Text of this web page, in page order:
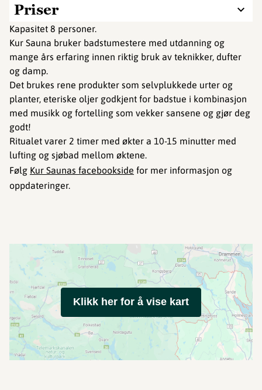
Priser
Kapasitet 8 personer.
Kur Sauna bruker badstumestere med utdanning og
mange års erfaring innen riktig bruk av teknikker, dufter
og damp.
Det brukes rene produkter som selvplukkede urter og
planter, eteriske oljer godkjent for badstue i kombinasjon
med musikk og fortelling som vekker sansene og gjør deg
godt!
Ritualet varer 2 timer med økter a 10-15 minutter med
lufting og sjøbad mellom øktene.
Følg Kur Saunas facebookside for mer informasjon og
oppdateringer.
Klikk her for å vise kart